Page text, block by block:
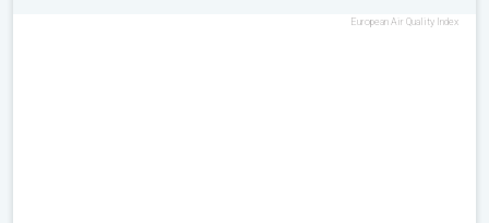
European Air Quality Index